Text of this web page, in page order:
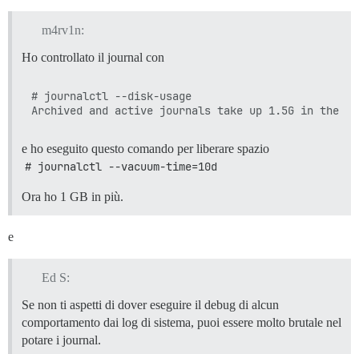
m4rv1n:
Ho controllato il journal con
# journalctl --disk-usage
e ho eseguito questo comando per liberare spazio
# journalctl --vacuum-time=10d
Ora ho 1 GB in più.
e
Ed S:
Se non ti aspetti di dover eseguire il debug di alcun
comportamento dai log di sistema, puoi essere molto brutale nel
potare i journal.